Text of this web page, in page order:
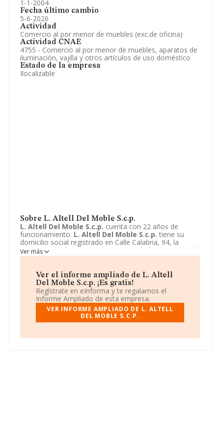
1-1-2004
Fecha último cambio
5-6-2026
Actividad
Comercio al por menor de muebles (exc.de oficina)
Actividad CNAE
4755 - Comercio al por menor de muebles, aparatos de
iluminación, vajilla y otros artículos de uso doméstico
Estado de la empresa
Ilocalizable
Sobre L. Altell Del Moble S.c.p.
L. Altell Del Moble S.c.p. cuenta con 22 años de
funcionamiento. L. Altell Del Moble S.c.p. tiene su
domicilio social registrado en Calle Calabria, 94, la
Garriga, Barcelona. Enmarca su actividad CNAE principal
como 4755 - Comercio al por menor de muebles,
doméstico. L. Altell Del Moble S.c.p. aparece inscrita
como Sociedad civil.
Ver más
Ver el informe ampliado de L. Altell
Del Moble S.c.p. ¡Es gratis!
Regístrate en eInforma y te regalamos el
Informe Ampliado de esta empresa.
VER INFORME AMPLIADO DE L. ALTELL
DEL MOBLE S.C.P.